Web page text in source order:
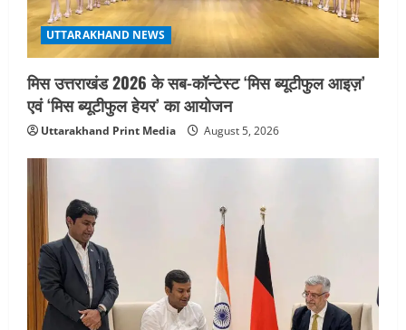
UTTARAKHAND NEWS
मिस उत्तराखंड 2026 के सब-कॉन्टेस्ट ‘मिस ब्यूटीफुल आइज़’
एवं ‘मिस ब्यूटीफुल हेयर’ का आयोजन
Uttarakhand Print Media August 5, 2026